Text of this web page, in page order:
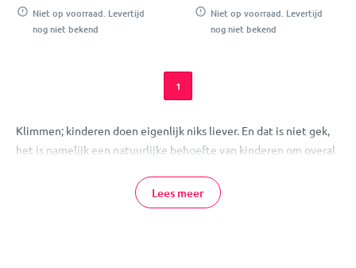
Niet op voorraad. Levertijd
nog niet bekend
Niet op voorraad. Levertijd
nog niet bekend
1
Klimmen; kinderen doen eigenlijk niks liever. En dat is niet gek,
het is namelijk een natuurlijke behoefte van kinderen om overal
klimtoestel waar ze uren mee kunnen spelen. De klimrekken van
MamaLoes zijn gemaakt van stevig, duurzaam hout, waardoor de
Lees meer